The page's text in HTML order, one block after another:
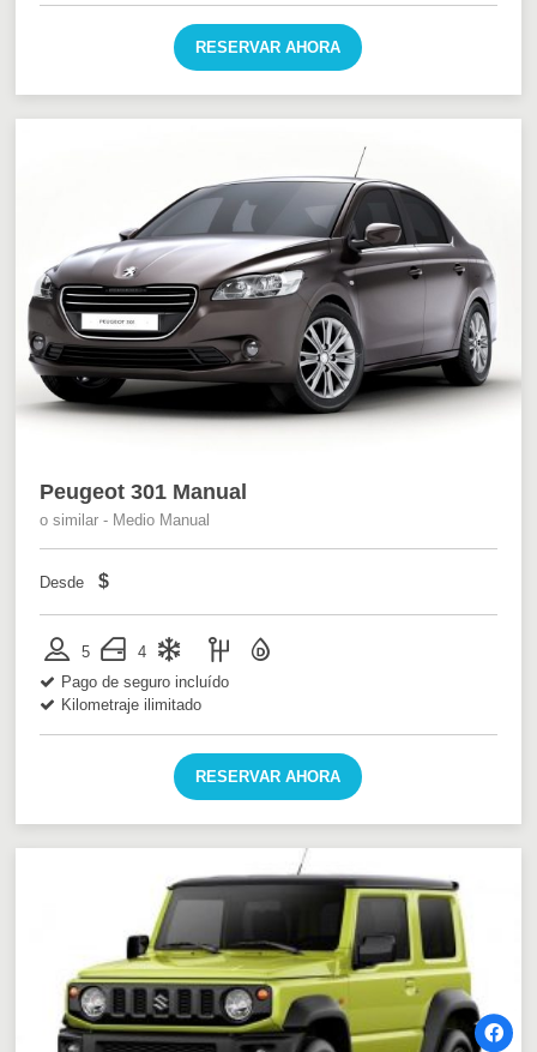
RESERVAR AHORA
Peugeot 301 Manual
o similar - Medio Manual
Desde $
5
4
Pago de seguro incluído
Kilometraje ilimitado
RESERVAR AHORA